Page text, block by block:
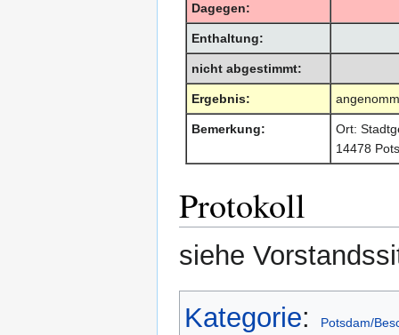
Dagegen:
Enthaltung:
nicht abgestimmt:
Ergebnis:
Bemerkung:
Ort:
14478
Protokoll
siehe
Kategorie: Potsdam/